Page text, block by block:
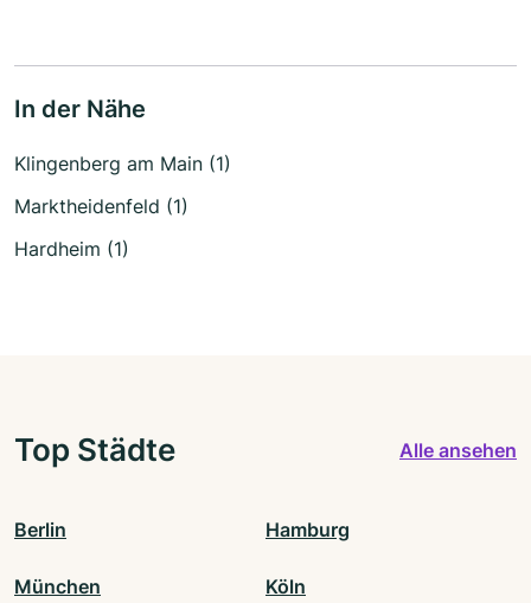
In der Nähe
Klingenberg am Main (1)
Marktheidenfeld (1)
Hardheim (1)
Top Städte Alle ansehen
Berlin Hamburg
München Köln